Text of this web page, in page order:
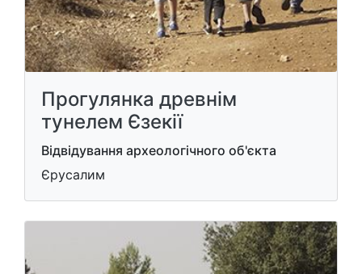
Прогулянка древнім
тунелем Єзекії
Відвідування археологічного об'єкта
Єрусалим